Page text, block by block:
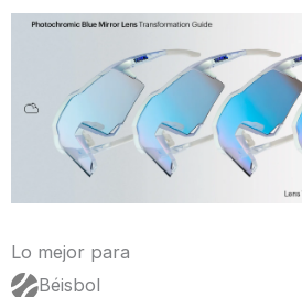
Lo mejor para
Béisbol